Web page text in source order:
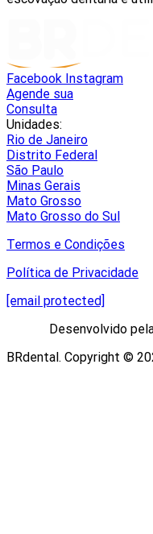
Facebook Instagram
Agende sua
Consulta
Unidades:
Rio de Janeiro
Distrito Federal
São Paulo
Minas Gerais
Mato Grosso
Mato Grosso do Sul
Termos e Condições
Política de Privacidade
[email protected]
Desenvolvido
BRdental. Copyright ©